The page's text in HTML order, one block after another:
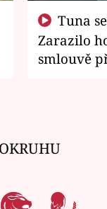
Zarazilo
smlouvě